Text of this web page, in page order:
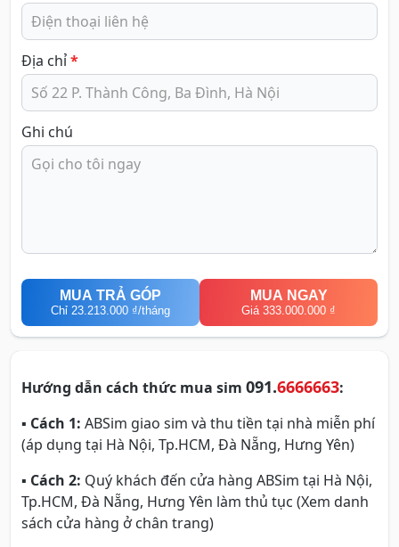
Địa chỉ*
Ghi chú
MUA TRẢ GÓP
Chỉ 23.213.000 ₫/tháng
MUA NGAY
Giá 333.000.000 ₫
Hướng dẫn cách thức mua sim 091.6666663:
▪ Cách 1: ABSim giao sim và thu tiền tại nhà miễn phí
(áp dụng tại Hà Nội, Tp.HCM, Đà Nẵng, Hưng Yên)
▪ Cách 2: Quý khách đến cửa hàng ABSim tại Hà Nội,
Tp.HCM, Đà Nẵng, Hưng Yên làm thủ tục (Xem danh
sách cửa hàng ở chân trang)